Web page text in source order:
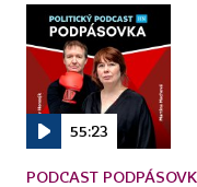
55:23
PODCAST